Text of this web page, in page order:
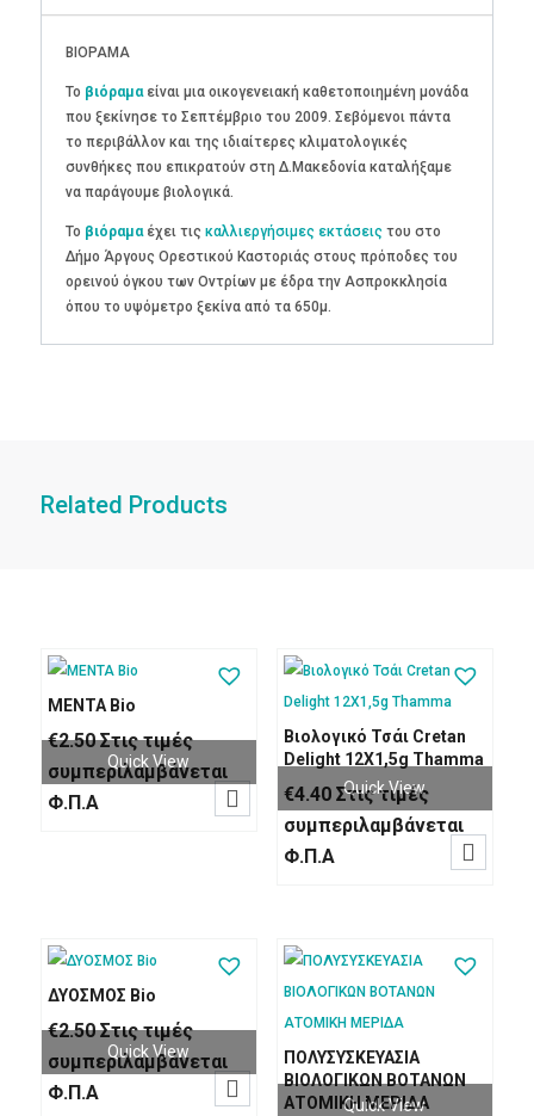
ΒΙΟΡΑΜΑ
Το βιόραμα είναι μια οικογενειακή καθετοποιημένη μονάδα
που ξεκίνησε το Σεπτέμβριο του 2009. Σεβόμενοι πάντα
το περιβάλλον και της ιδιαίτερες κλιματολογικές
συνθήκες που επικρατούν στη Δ.Μακεδονία καταλήξαμε
να παράγουμε βιολογικά.
Το βιόραμα έχει τις καλλιεργήσιμες εκτάσειςτου στο
Δήμο Άργους Ορεστικού Καστοριάς στους πρόποδες του
ορεινού όγκου των Οντρίων με έδρα την Ασπροκκλησία
όπου το υψόμετρο ξεκίνα από τα 650μ.
Related Products
MENTA Bio
€2.50 Στις τιμές
συμπεριλαμβάνεται
Φ.Π.Α
Quick View

Βιολογικό Τσάι Cretan
Delight 12Χ1,5g Thamma
€4.40 Στις τιμές
συμπεριλαμβάνεται
Φ.Π.Α
Quick View

ΔΥΟΣΜΟΣ Βio
€2.50 Στις τιμές
συμπεριλαμβάνεται
Φ.Π.Α
Quick View

ΠΟΛΥΣΥΣΚΕΥΑΣΙΑ
ΒΙΟΛΟΓΙΚΩΝ ΒΟΤΑΝΩΝ
ΑΤΟΜΙΚΗ ΜΕΡΙΔΑ
Quick View